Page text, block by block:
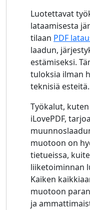
Luotettavat
lataamisesta
tilaan PDF
laadun,
estämiseksi.
tuloksia ilman
teknisiä esteitä.
Työkalut,
iLovePDF,
muotoon on
tietueissa,
liiketoiminnan
Kaiken
muotoon
ja